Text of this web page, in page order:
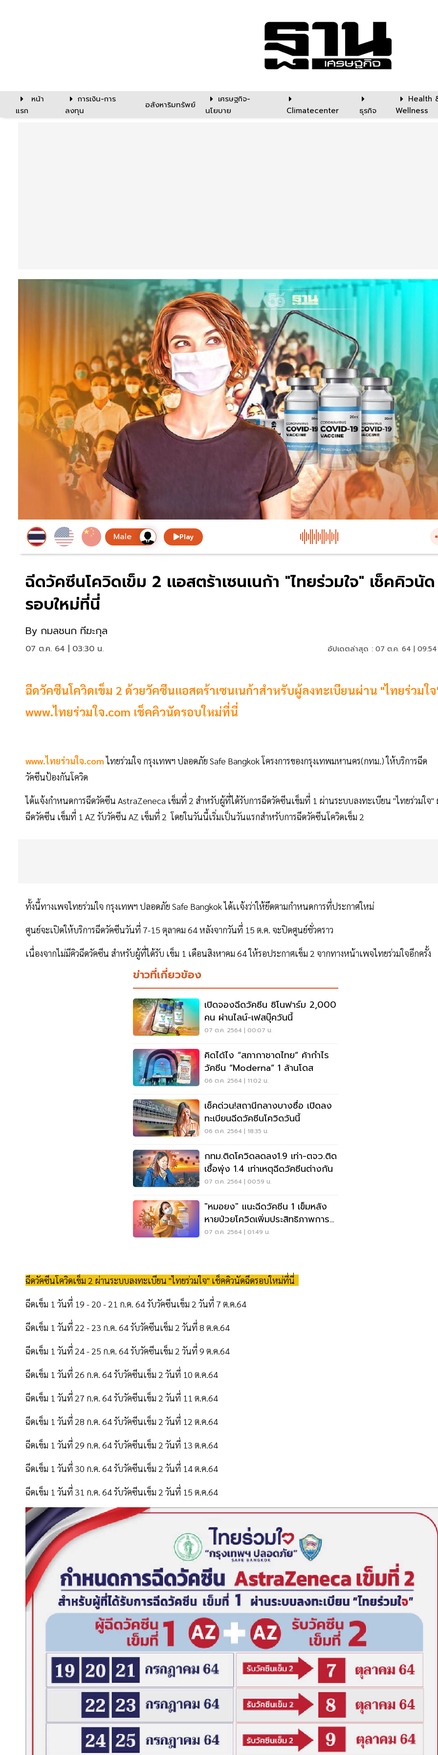
หน้า
แรก
การเงิน-การ
ลงทุน
อสังหาริมทรัพย์
เศรษฐกิจ-
นโยบาย
Climatecenter ธุรกิจ
Health
Wellness
Play
ฉีดวัคซีนโควิดเข็ม 2 เเอสตร้าเซนเนก้า "ไทยร่วมใจ" เช็คคิวนัด
รอบใหม่ที่นี่
By กมลชนก ทีฆะกุล
07 ต.ค. 64 | 03:30 น. อัปเดตล่าสุด : 07 ต.ค. 64 |
ฉีดวัคซีนโควิดเข็ม 2 ด้วยวัคซีนเเอสตร้าเซนเนก้าสำหรับผู้ลงทะเบียนผ่าน "ไทยร่วมใ
www.ไทยร่วมใจ.com เช็คคิวนัดรอบใหม่ที่นี่
www.ไทยร่วมใจ.comไทยร่วมใจ กรุงเทพฯ ปลอดภัย Safe Bangkok โครงการของกรุงเทพมหานคร(กทม.) ให้บริการฉีด
วัคซีนป้องกันโควิด
ได้แจ้งกำหนดการฉีดวัคซีน AstraZeneca เข็มที่ 2 สำหรับผู้ที่ได้รับการฉีดวัคซีนเข็มที่ 1 ผ่านระบบลงทะเบียน "ไทยร่วมใจ"
ฉีดวัคซีน เข็มที่ 1 AZ รับวัคซีน AZ เข็มที่ 2 โดยในวันนี้เริ่มเป็นวันแรกสำหรับการฉีดวัคซีนโควิดเข็ม 2
ทั้งนี้ทางเพจไทยร่วมใจ กรุงเทพฯ ปลอดภัย Safe Bangkok ได้เเจ้งว่าให้ยึดตามกำหนดการที่ประกาศใหม่
ศูนย์จะเปิดให้บริการฉีดวัคซีนวันที่ 7-15 ตุลาคม 64 หลังจากวันที่ 15 ต.ค. จะปิดศูนย์ชั่วคราว
เนื่องจากไม่มีคิวฉีดวัคซีน สำหรับผู้ที่ได้รับ เข็ม 1 เดือนสิงหาคม 64 ให้รอประกาศเข็ม 2 จากทางหน้าเพจไทยร่วมใจอีกครั้ง
ข่าวที่เกี่ยวข้อง
เปิดจองฉีดวัคซีน ซิโนฟาร์ม 2,000
คน ผ่านไลน์-เฟสบุ๊ควันนี้
07 ต.ค. 2564 | 00:07 น.
คิดได้ไง “สภากาชาดไทย” ค้ากำไร
วัคซีน “Moderna” 1 ล้านโดส
06 ต.ค. 2564 | 11:02 น.
เช็คด่วน!สถานีกลางบางซื่อ เปิดลง
ทะเบียนฉีดวัคซีนโควิดวันนี้
06 ต.ค. 2564 | 18:35 น.
กทม.ติดโควิดลดลง1.9 เท่า-ตจว.ติด
เชื้อพุ่ง 1.4 เท่าเหตุฉีดวัคซีนต่างกัน
07 ต.ค. 2564 | 00:59 น.
"หมอยง" แนะฉีดวัคซีน 1 เข็มหลัง
หายป่วยโควิดเพิ่มประสิทธิภาพการ
ป้องกัน
07 ต.ค. 2564 | 01:49 น.
ฉีดวัคซีนโควิดเข็ม 2 ผ่านระบบลงทะเบียน "ไทยร่วมใจ" เช็คคิวนัดฉีดรอบใหม่ที่นี่
ฉีดเข็ม 1 วันที่ 19 - 20 - 21 ก.ค. 64 รับวัคซีนเข็ม 2 วันที่ 7 ต.ค.64
ฉีดเข็ม 1 วันที่ 22 - 23 ก.ค. 64 รับวัคซีนเข็ม 2 วันที่ 8 ต.ค.64
ฉีดเข็ม 1 วันที่ 24 - 25 ก.ค. 64 รับวัคซีนเข็ม 2 วันที่ 9 ต.ค.64
ฉีดเข็ม 1 วันที่ 26 ก.ค. 64 รับวัคซีนเข็ม 2 วันที่ 10 ต.ค.64
ฉีดเข็ม 1 วันที่ 27 ก.ค. 64 รับวัคซีนเข็ม 2 วันที่ 11 ต.ค.64
ฉีดเข็ม 1 วันที่ 28 ก.ค. 64 รับวัคซีนเข็ม 2 วันที่ 12 ต.ค.64
ฉีดเข็ม 1 วันที่ 29 ก.ค. 64 รับวัคซีนเข็ม 2 วันที่ 13 ต.ค.64
ฉีดเข็ม 1 วันที่ 30 ก.ค. 64 รับวัคซีนเข็ม 2 วันที่ 14 ต.ค.64
ฉีดเข็ม 1 วันที่ 31 ก.ค. 64 รับวัคซีนเข็ม 2 วันที่ 15 ต.ค.64